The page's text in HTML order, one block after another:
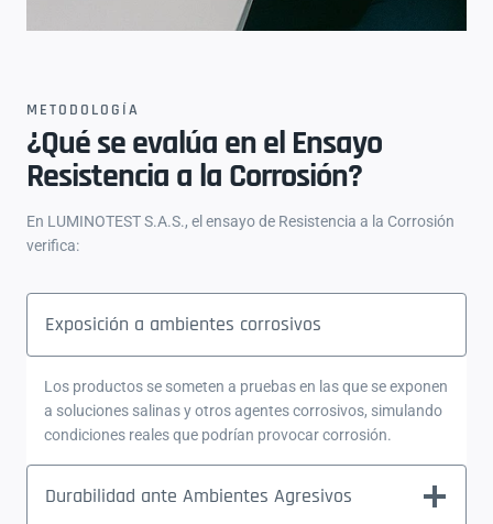
METODOLOGÍA
¿Qué se evalúa en el Ensayo
Resistencia a la Corrosión?
En LUMINOTEST S.A.S., el ensayo de Resistencia a la Corrosión
verifica:
Exposición a ambientes corrosivos
Los productos se someten a pruebas en las que se exponen
a soluciones salinas y otros agentes corrosivos, simulando
condiciones reales que podrían provocar corrosión.
Durabilidad ante Ambientes Agresivos